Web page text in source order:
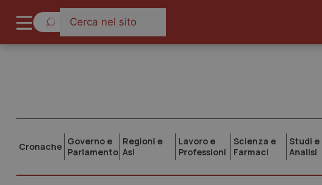
Cronache Governo e
Parlamento
Regioni e
Asl
Lavoro e
Professioni
Scienza e
Farmaci
Studi e
Analisi